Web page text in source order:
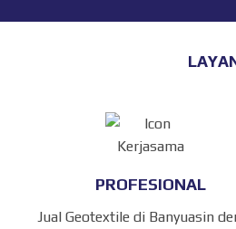
PROFESIONAL
Jual Geotextile di Banyuasin